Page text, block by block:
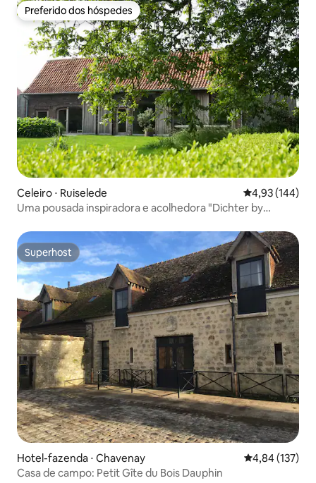
Preferido dos hóspedes
Preferido dos hóspedes
Celeiro ⋅ Ruiselede 4,93 de uma
4,93 (144)
Uma pousada inspiradora e acolhedora "Dichter by
Superhost
Superhost
Hotel-fazenda ⋅ Chavenay 4,84 de uma
4,84 (137)
Casa de campo: Petit Gîte du Bois Dauphin